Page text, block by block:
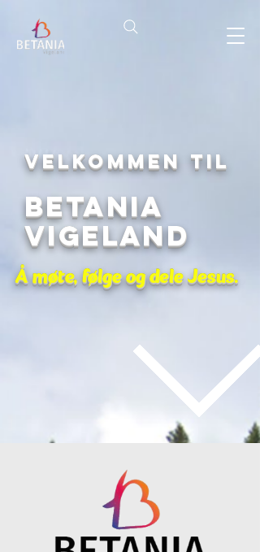
Velkommen til
Betania
Vigeland
Å møte, følge og dele Jesus.